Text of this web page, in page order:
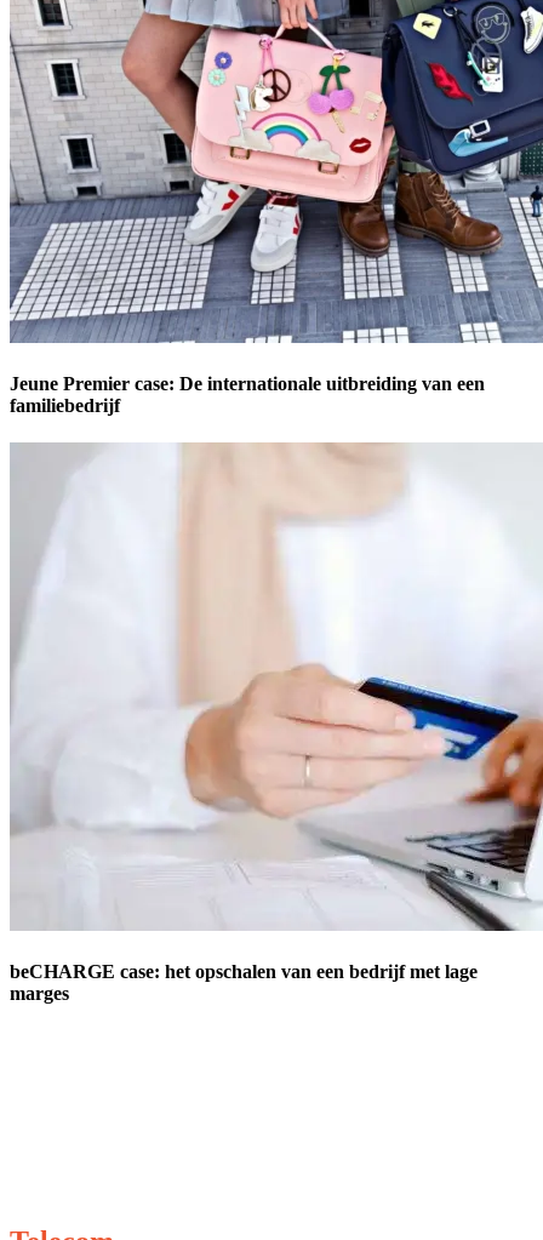
Jeune Premier case: De internationale uitbreiding van een
familiebedrijf
beCHARGE case: het opschalen van een bedrijf met lage
marges